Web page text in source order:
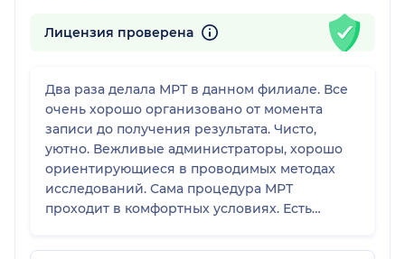
Лицензия проверена
Два раза делала МРТ в данном филиале. Все
очень хорошо организовано от момента
записи до получения результата. Чисто,
уютно. Вежливые администраторы, хорошо
ориентирующиеся в проводимых методах
исследований. Сама процедура МРТ
проходит в комфортных условиях. Есть
сразу видно, что пытаются найти причину